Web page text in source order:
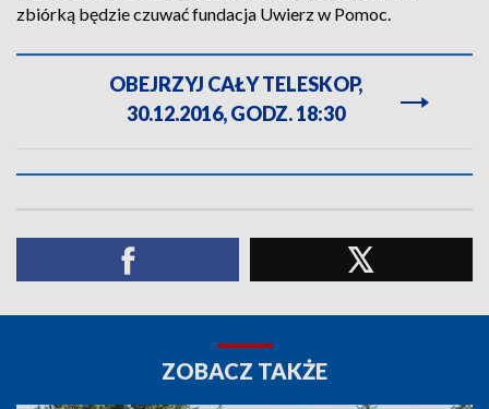
zbiórką będzie czuwać fundacja Uwierz w Pomoc.
OBEJRZYJ CAŁY TELESKOP,
30.12.2016, GODZ. 18:30
ZOBACZ TAKŻE